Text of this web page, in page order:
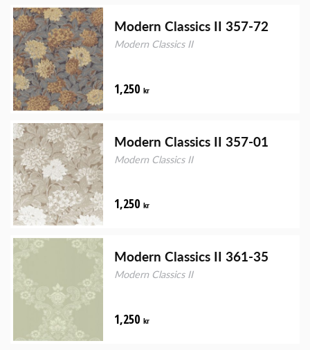
Modern Classics II 357-72
Modern Classics II
1,250 kr
Modern Classics II 357-01
Modern Classics II
1,250 kr
Modern Classics II 361-35
Modern Classics II
1,250 kr